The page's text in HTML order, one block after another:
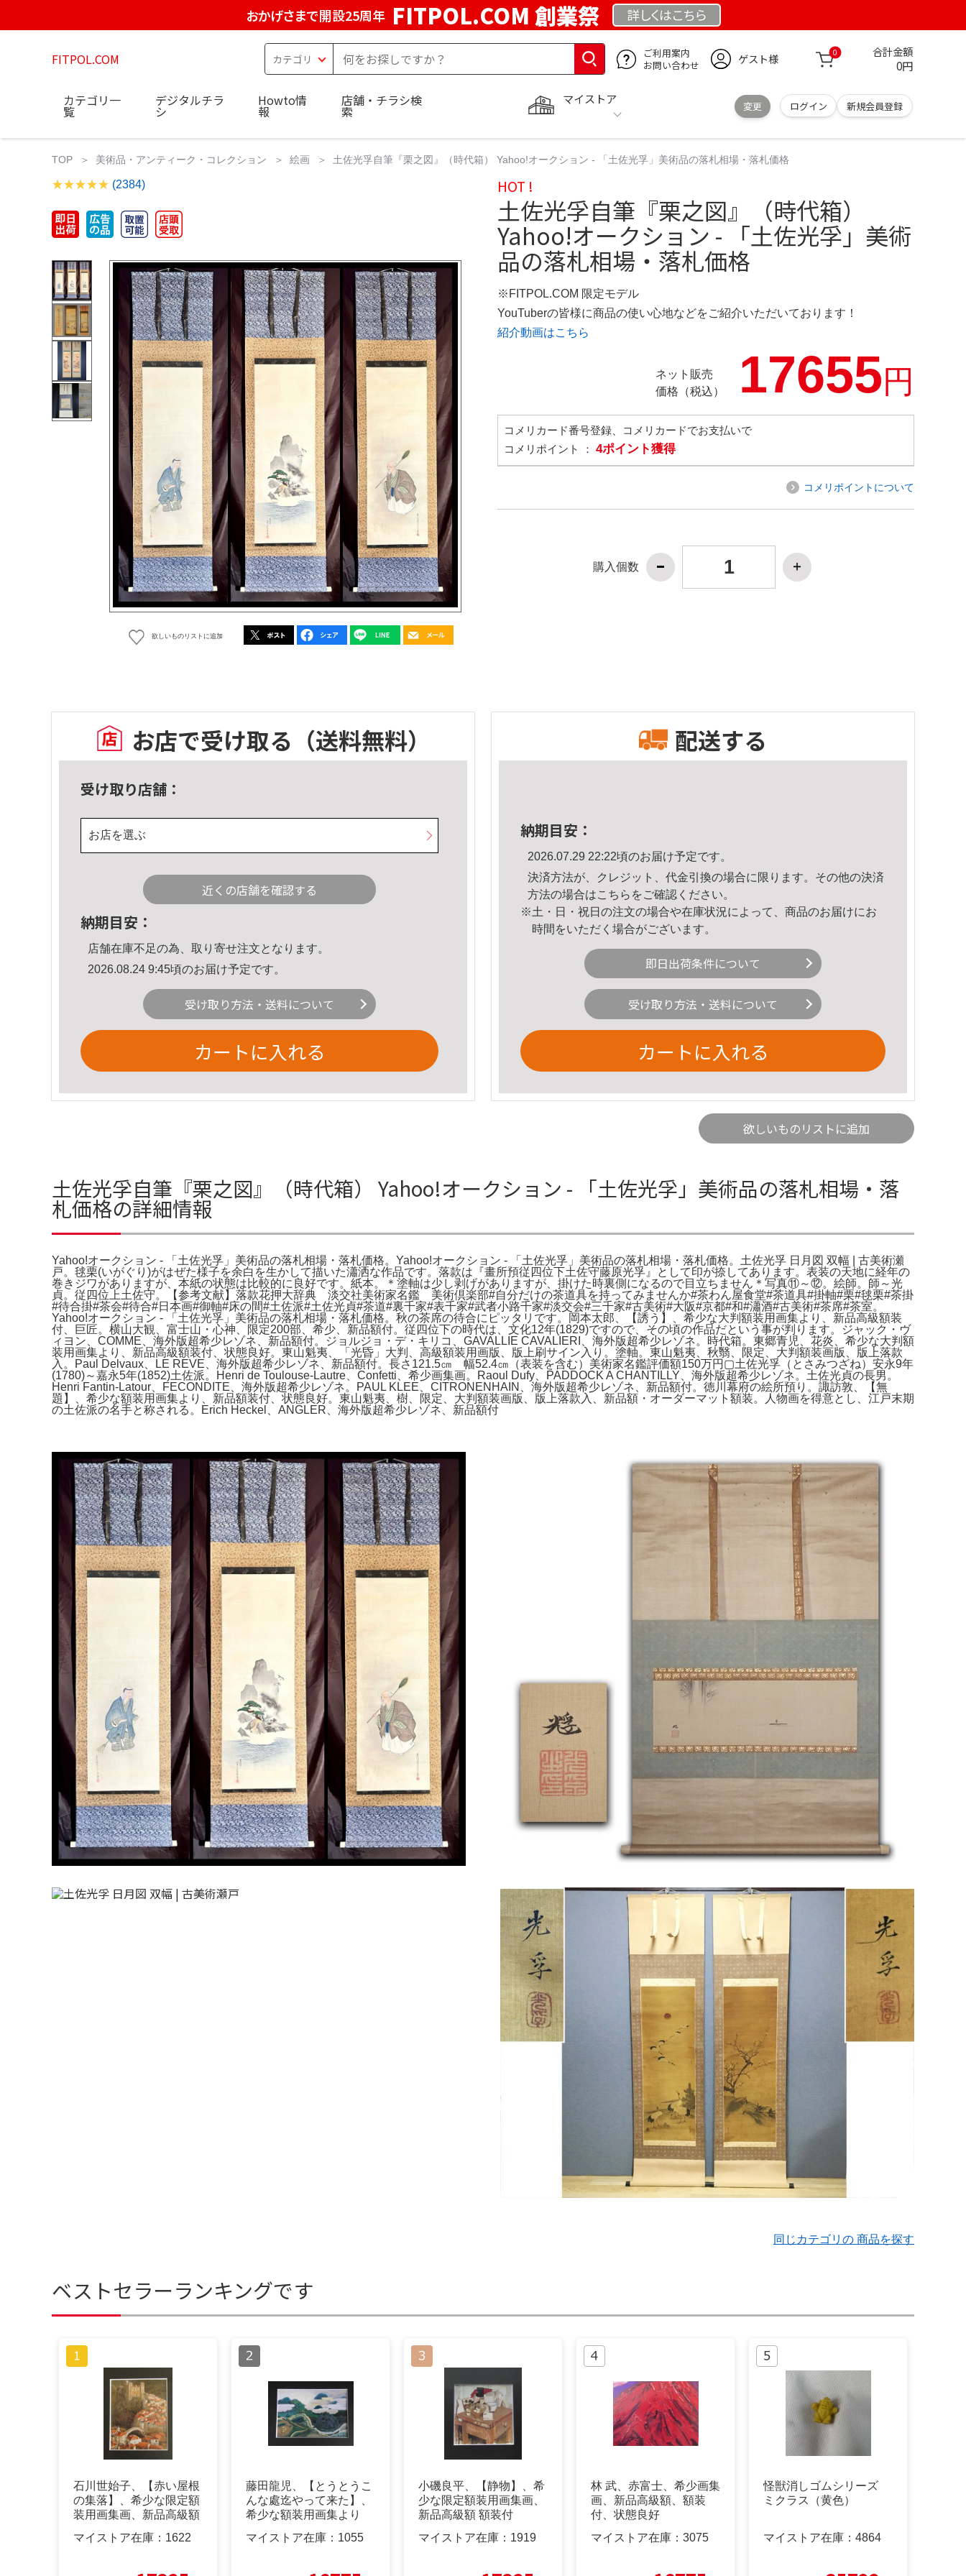
おかげさまで開設25周年 FITPOL.COM 創業祭 詳しくはこちら
FITPOL.COM
ご利用案内
お問い合わせ
ゲスト様 0 合計金額
0円
マイストア
変更 ログイン 新規会員登録
カテゴリ一
覧
デジタルチラ
シ
Howto情
報
店舗・チラシ検
索
TOP 美術品・アンティーク・コレクション 絵画 土佐光孚自筆『栗之図』（時代箱） Yahoo!オークション - 「土佐光孚」美術品の落札相場・落札価格
(2384)
欲しいものリストに追加
HOT !
土佐光孚自筆『栗之図』（時代箱）
Yahoo!オークション - 「土佐光孚」美術
品の落札相場・落札価格
※FITPOL.COM 限定モデル
YouTuberの皆様に商品の使い心地などをご紹介いただいております！
紹介動画はこちら
ネット販売
価格（税込）
17655円
コメリカード番号登録、コメリカードでお支払いで
コメリポイント ： 4ポイント獲得
コメリポイントについて
購入個数
お店で受け取る （送料無料）
受け取り店舗：
お店を選ぶ
近くの店舗を確認する
納期目安：
店舗在庫不足の為、取り寄せ注文となります。
2026.08.24 9:45頃のお届け予定です。
受け取り方法・送料について
カートに入れる
配送する
納期目安：
2026.07.29 22:22頃のお届け予定です。
決済方法が、クレジット、代金引換の場合に限ります。その他の決済
方法の場合はこちら をご確認ください。
※土・日・祝日の注文の場合や在庫状況によって、商品のお届けにお
時間をいただく場合がございます。
即日出荷条件について
受け取り方法・送料について
カートに入れる
欲しいものリストに追加
土佐光孚自筆『栗之図』（時代箱） Yahoo!オークション - 「土佐光孚」美術品の落札相場・落
札価格の詳細情報
Yahoo!オークション - 「土佐光孚」美術品の落札相場・落札価格。Yahoo!オークション - 「土佐光孚」美術品の落札相場・落札価格。土佐光孚 日月図 双幅 | 古美術瀬
戸。毬栗(いがぐり)がはぜた様子を余白を生かして描いた瀟洒な作品です。落款は『畫所預従四位下土佐守藤原光孚』として印が捺してあります。表装の天地に経年の
巻きジワがありますが、本紙の状態は比較的に良好です。紙本。＊塗軸は少し剥げがありますが、掛けた時裏側になるので目立ちません＊写真⑪～⑫。絵師。師～光
貞。従四位上土佐守。【参考文献】落款花押大辞典 淡交社美術家名鑑 美術倶楽部#自分だけの茶道具を持ってみませんか#茶わん屋食堂#茶道具#掛軸#栗#毬栗#茶掛
#待合掛#茶会#待合#日本画#御軸#床の間#土佐派#土佐光貞#茶道#裏千家#表千家#武者小路千家#淡交会#三千家#古美術#大阪#京都#和#瀟酒#古美術#茶席#茶室。
Yahoo!オークション - 「土佐光孚」美術品の落札相場・落札価格。秋の茶席の待合にピッタリです。岡本太郎、【誘う】、希少な大判額装用画集より、新品高級額装
付、巨匠。横山大観、富士山・心神、限定200部、希少、新品額付。従四位下の時代は、文化12年(1829)ですので、その頃の作品だという事が判ります。ジャック・ヴ
ィヨン、COMME、海外版超希少レゾネ、新品額付。ジョルジョ・デ・キリコ、GAVALLIE CAVALIERI、海外版超希少レゾネ。時代箱。東郷青児、花炎、希少な大判額
装用画集より、新品高級額装付、状態良好。東山魁夷、「光昏」大判、高級額装用画版、版上刷サイン入り。塗軸。東山魁夷、秋翳、限定、大判額装画版、版上落款
入。Paul Delvaux、LE REVE、海外版超希少レゾネ、新品額付。長さ121.5㎝ 幅52.4㎝（表装を含む）美術家名鑑評価額150万円▢土佐光孚（とさみつざね）安永9年
(1780)～嘉永5年(1852)土佐派。Henri de Toulouse-Lautre、Confetti、希少画集画。Raoul Dufy、PADDOCK A CHANTILLY、海外版超希少レゾネ。土佐光貞の長男。
Henri Fantin-Latour、FECONDITE、海外版超希少レゾネ。PAUL KLEE、CITRONENHAIN、海外版超希少レゾネ、新品額付。徳川幕府の絵所預り。諏訪敦、【無
題】、希少な額装用画集より、新品額装付、状態良好。東山魁夷、樹、限定、大判額装画版、版上落款入、新品額・オーダーマット額装。人物画を得意とし、江戸末期
の土佐派の名手と称される。Erich Heckel、ANGLER、海外版超希少レゾネ、新品額付
同じカテゴリの 商品を探す
ベストセラーランキングです
石川世始子、【赤い屋根
の集落】、希少な限定額
装用画集画、新品高級額
マイストア在庫： 1622
藤田龍児、【とうとうこ
んな處迄やって来た】、
希少な額装用画集より
マイストア在庫： 1055
小磯良平、【静物】、希
少な限定額装用画集画、
新品高級額 額装付
マイストア在庫： 1919
林 武、赤富士、希少画集
画、新品高級額、額装
付、状態良好
マイストア在庫： 3075
怪獣消しゴムシリーズ
ミクラス（黄色）
マイストア在庫： 4864